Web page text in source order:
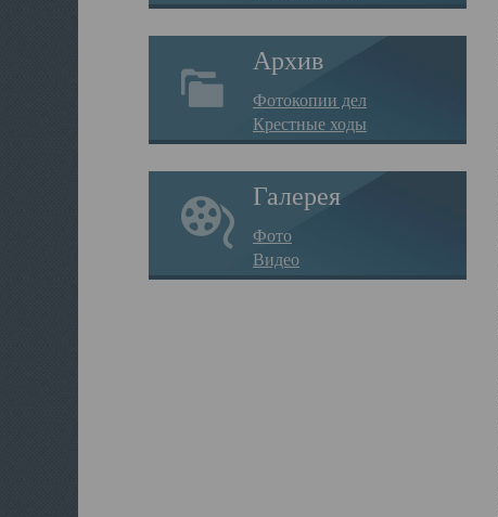
Архив
Фотокопии дел
Крестные ходы
Галерея
Фото
Видео